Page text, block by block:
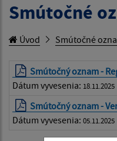
Smútočné
Úvod Smútočné
Smútočný oznam -
Dátum vyvesenia: 18.11.2025
Smútočný oznam -
Dátum vyvesenia: 05.11.2025